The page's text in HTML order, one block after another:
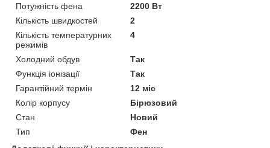
Потужність фена
2200 Вт
Кількість швидкостей
2
Кількість температурних
режимів
4
Холодний обдув
Так
Функція іонізації
Так
Гарантійний термін
12 міс
Колір корпусу
Бірюзовий
Стан
Новий
Тип
Фен